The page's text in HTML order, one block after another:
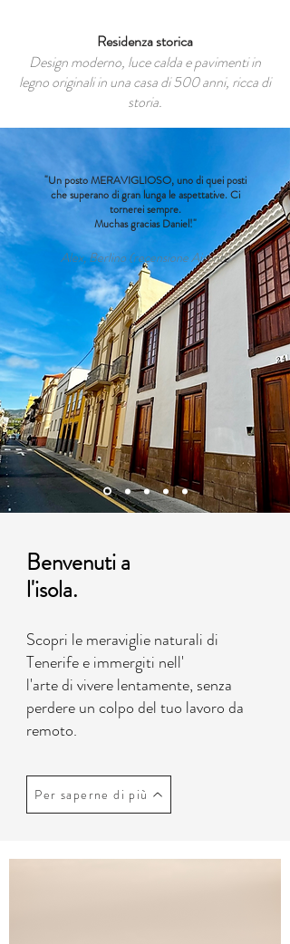
Residenza storica
Design moderno, luce calda e pavimenti in
legno originali in una casa di 500 anni, ricca di
storia.
"Un posto MERAVIGLIOSO, uno di quei posti
che superano di gran lunga le aspettative. Ci
tornerei sempre.
Muchas gracias Daniel!"
Alex, Berlino (recensione Airbnb)
Benvenuti a
l'isola.
Scopri le meraviglie naturali di
Tenerife e immergiti nell'
l'arte di vivere lentamente, senza
perdere un colpo del tuo lavoro da
remoto.
Per saperne di più